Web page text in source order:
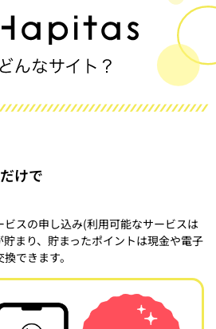
けで
スの申し込み(利用可能なサービスは
まり、貯まったポイントは現金や電子
できます。